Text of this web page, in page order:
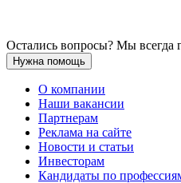
Остались вопросы? Мы всегда
Нужна помощь
О компании
Наши вакансии
Партнерам
Реклама на сайте
Новости и статьи
Инвесторам
Кандидаты по